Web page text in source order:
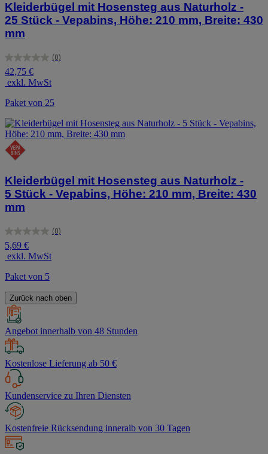
Kleiderbügel mit Hosensteg aus Naturholz -
25 Stück - Vepabins, Höhe: 210 mm, Breite: 430
mm
(0)
0.0
von
5
42,75 €
exkl. MwSt
Paket von 25
Kleiderbügel mit Hosensteg aus Naturholz -
5 Stück - Vepabins, Höhe: 210 mm, Breite: 430
mm
(0)
0.0
von
5
5,69 €
exkl. MwSt
Paket von 5
Zurück nach oben
Angebot innerhalb von 48 Stunden
Kostenlose Lieferung ab 50 €
Kundenservice zu Ihren Diensten
Kostenfreie Rücksendung inneralb von 30 Tagen